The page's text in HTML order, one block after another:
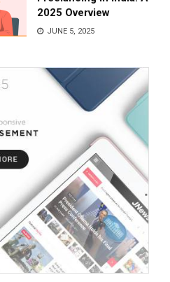
2025 Overview
JUNE 5, 2025